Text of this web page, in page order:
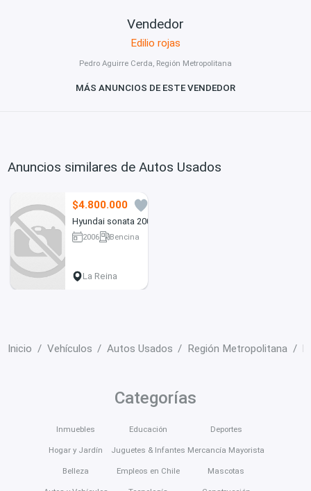
Vendedor
Edilio rojas
Pedro Aguirre Cerda, Región Metropolitana
MÁS ANUNCIOS DE ESTE VENDEDOR
Anuncios similares de Autos Usados
$4.800.000
Hyundai sonata 2006
2006
Bencina
La Reina
Inicio Vehículos Autos Usados Región Metropolitana
Categorías
Inmuebles
Hogar y Jardín
Belleza
Educación
Juguetes & Infantes
Empleos en Chile
Deportes
Mercancía Mayorista
Mascotas